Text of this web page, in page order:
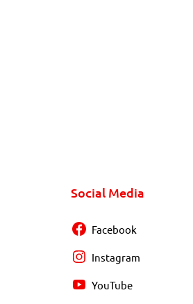
Social Media
Facebook
Instagram
YouTube